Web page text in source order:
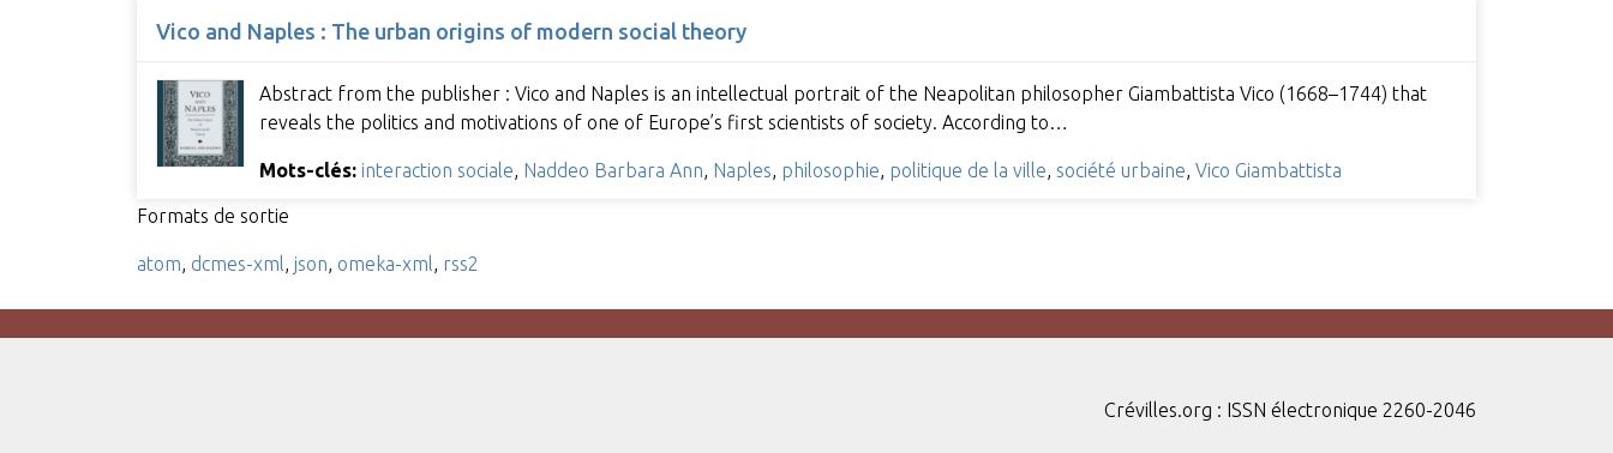
Vico and Naples : The urban origins of modern social theory
Abstract from the publisher : Vico and Naples is an intellectual portrait of the Neapolitan philosopher Giambattista Vico (1668–1744) that
reveals the politics and motivations of one of Europe’s first scientists of society. According to…
Mots-clés: interaction sociale Naddeo Barbara Ann Naples philosophie politique de la ville société urbaine Vico Giambattista
Formats de sortie
atom dcmes-xml json omeka-xml rss2
Crévilles.org : ISSN électronique 2260-2046